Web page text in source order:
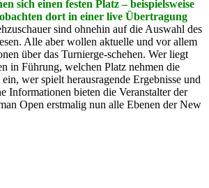
sich einen festen Platz – beispielsweise
dort in einer live Übertragung
sind ohnehin auf die Auswahl des
Alle aber wollen aktuelle und vor allem
über das Turnierge-schehen. Wer liegt
in Führung, welchen Platz nehmen die
wer spielt herausragende Ergebnisse und
Informationen bieten die Veranstalter der
Open erstmalig nun alle Ebenen der New